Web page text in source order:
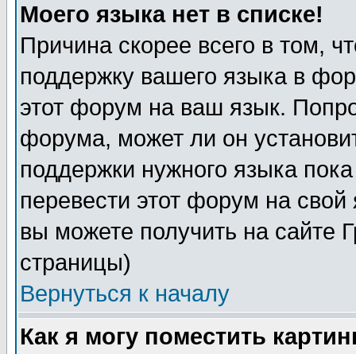
Моего языка нет в списке!
Причина скорее всего в том,
поддержку вашего языка в
этот форум на ваш язык.
форума, может ли он
поддержки нужного языка
перевести этот форум на
вы можете получить на сайте
страницы)
Вернуться к началу
Как я могу поместить